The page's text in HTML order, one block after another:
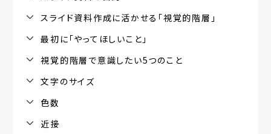
スライド資料作成に活かせる「視覚的階層」
最初に「やってほしいこと」
視覚的階層で意識したい5つのこと
文字のサイズ
色数
近接